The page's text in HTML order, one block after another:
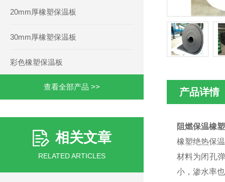
20mm厚橡塑保温板
30mm厚橡塑保温板
彩色橡塑保温板
查看全部产品 >>
相关文章
RELATED ARTICLES
产品详情
阻燃保温橡
橡塑绝热保
材料为闭孔
小，渗水率